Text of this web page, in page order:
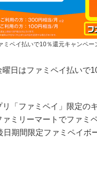
ミペイ払いで10％還元キャンペー
日はファミペイ払いで
「ファミペイ」限定の
ミリーマートでファミ
期間限定ファミペイボ